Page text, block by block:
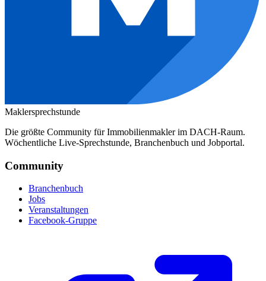
Maklersprechstunde
Die größte Community für Immobilienmakler im DACH-Raum.
Wöchentliche Live-Sprechstunde, Branchenbuch und Jobportal.
Community
Branchenbuch
Jobs
Veranstaltungen
Facebook-Gruppe